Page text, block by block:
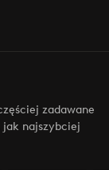
zadawane
najszybciej